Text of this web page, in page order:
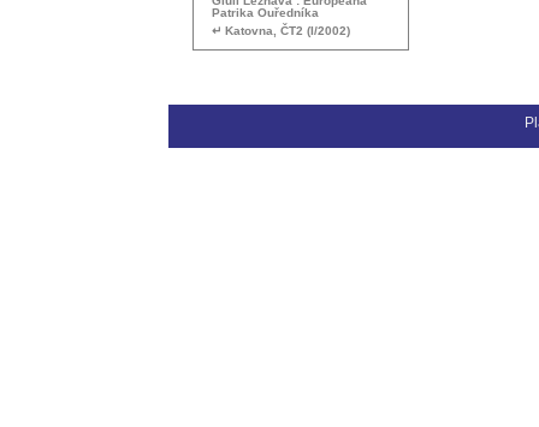
Patrika Ouředníka
↵ Katovna, ČT2 (I/2002)